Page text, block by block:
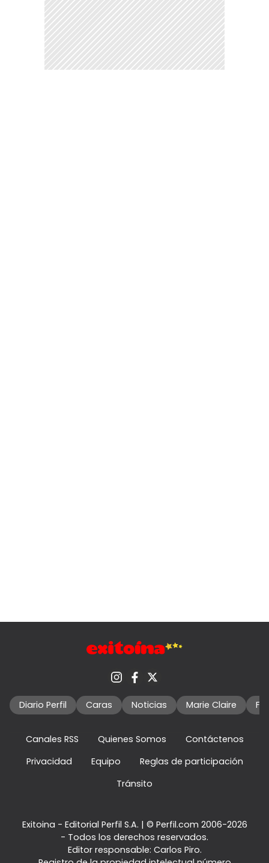
Diario Perfil Caras Noticias Marie Claire
Canales RSS Quienes Somos
Contáctenos
Privacidad
Equipo
Reglas de participación
Tránsito
Exitoina - Editorial Perfil S.A. | © Perfil.com 2006-2026
- Todos los derechos reservados.
Editor responsable: Carlos Piro.